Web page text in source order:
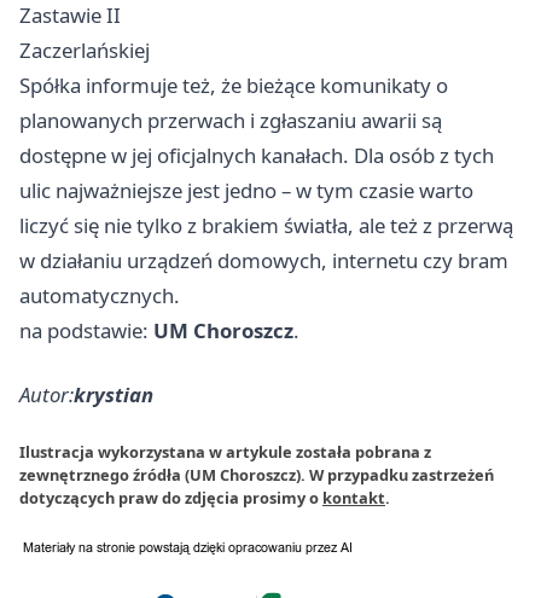
Zastawie II
Zaczerlańskiej
Spółka informuje też, że bieżące komunikaty o
planowanych przerwach i zgłaszaniu awarii są
dostępne w jej oficjalnych kanałach. Dla osób z tych
ulic najważniejsze jest jedno – w tym czasie warto
liczyć się nie tylko z brakiem światła, ale też z przerwą
w działaniu urządzeń domowych, internetu czy bram
automatycznych.
na podstawie: UM Choroszcz.
Autor:krystian
Ilustracja wykorzystana w artykule została pobrana z
zewnętrznego źródła (UM Choroszcz). W przypadku zastrzeżeń
dotyczących praw do zdjęcia prosimy o kontakt.